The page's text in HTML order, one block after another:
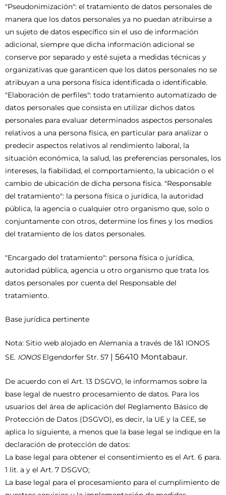
"Pseudonimización": el tratamiento de datos personales de
manera que los datos personales ya no puedan atribuirse a
un sujeto de datos específico sin el uso de información
adicional, siempre que dicha información adicional se
conserve por separado y esté sujeta a medidas técnicas y
organizativas que garanticen que los datos personales no se
atribuyan a una persona física identificada o identificable.
"Elaboración de perfiles": todo tratamiento automatizado de
datos personales que consista en utilizar dichos datos
personales para evaluar determinados aspectos personales
relativos a una persona física, en particular para analizar o
predecir aspectos relativos al rendimiento laboral, la
situación económica, la salud, las preferencias personales, los
intereses, la fiabilidad, el comportamiento, la ubicación o el
cambio de ubicación de dicha persona física. "Responsable
del tratamiento": la persona física o jurídica, la autoridad
pública, la agencia o cualquier otro organismo que, solo o
conjuntamente con otros, determine los fines y los medios
del tratamiento de los datos personales.
"Encargado del tratamiento": persona física o jurídica,
autoridad pública, agencia u otro organismo que trata los
datos personales por cuenta del Responsable del
tratamiento.
Base jurídica pertinente
Nota: Sitio web alojado en Alemania a través de 1&1 IONOS
SE. IONOSElgendorfer Str. 57 | 56410 Montabaur.
De acuerdo con el Art. 13 DSGVO, le informamos sobre la
base legal de nuestro procesamiento de datos. Para los
usuarios del área de aplicación del Reglamento Básico de
Protección de Datos (DSGVO), es decir, la UE y la CEE, se
aplica lo siguiente, a menos que la base legal se indique en la
declaración de protección de datos:
La base legal para obtener el consentimiento es el Art. 6 para.
1 lit. a y el Art. 7 DSGVO;
La base legal para el procesamiento para el cumplimiento de